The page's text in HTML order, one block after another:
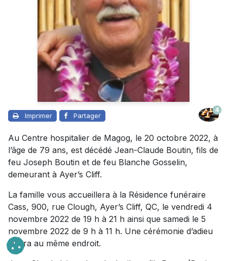
Imprimer Partager
4
Au Centre hospitalier de Magog, le 20 octobre 2022, à
l’âge de 79 ans, est décédé Jean-Claude Boutin, fils de
feu Joseph Boutin et de feu Blanche Gosselin,
demeurant à Ayer’s Cliff.
La famille vous accueillera à la Résidence funéraire
Cass, 900, rue Clough, Ayer’s Cliff, QC, le vendredi 4
novembre 2022 de 19 h à 21 h ainsi que samedi le 5
novembre 2022 de 9 h à 11 h. Une cérémonie d’adieu
suivra au même endroit.